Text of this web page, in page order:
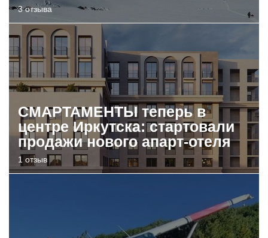
3 отзыва
СМАРТАМЕНТЫ теперь в
центре Иркутска: стартовали
продажи нового апарт-отеля
1 отзыв